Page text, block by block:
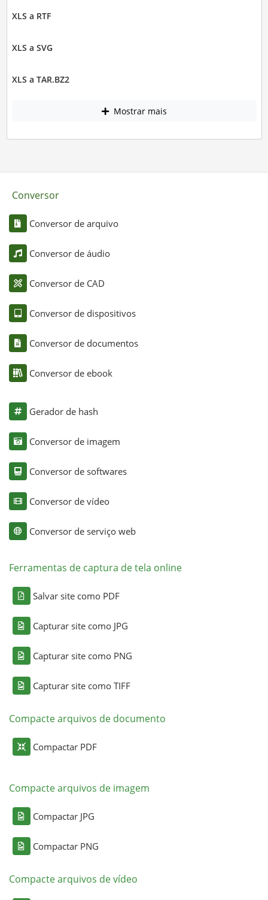
XLS a RTF
XLS a SVG
XLS a TAR.BZ2
Mostrar mais
Conversor
Conversor de arquivo
Conversor de áudio
Conversor de CAD
Conversor de dispositivos
Conversor de documentos
Conversor de ebook
Gerador de hash
Conversor de imagem
Conversor de softwares
Conversor de vídeo
Conversor de serviço web
Ferramentas de captura de tela online
Salvar site como PDF
Capturar site como JPG
Capturar site como PNG
Capturar site como TIFF
Compacte arquivos de documento
Compactar PDF
Compacte arquivos de imagem
Compactar JPG
Compactar PNG
Compacte arquivos de vídeo